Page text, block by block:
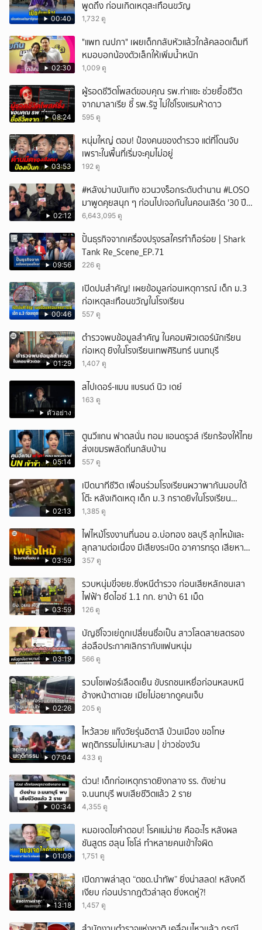
00:40
พูดถึง ก่อนเกิดเหตุสะเทือนขวัญ
1,732 ดู
02:30
"แพท ณปภา" เผยเด็กกลับหัวแล้วใกล้คลอดเต็มที
หมอบอกน้องตัวเล็กให้เพิ่มน้ำหนัก
1,009 ดู
08:24
ผู้รอดชีวิตโพสต์ขอบคุณ รพ.ท่าแซะ ช่วยยื้อชีวิต
จากมาลาเรีย ชี้ รพ.รัฐ ไม่ใช่โรงแรมห้าดาว
595 ดู
03:53
หนุ่มใหญ่ ตอบ! ป๋องคนของตำรวจ แต่ที่โดนจับ
เพราะในพื้นที่เริ่มจะคุมไม่อยู่
192 ดู
02:12
#หลังม่านบันเทิง ชวนวงร็อกระดับตำนาน #LOSO
มาพูดคุยสนุก ๆ ก่อนไปเจอกันในคอนเสิร์ต '30 ปี
LOSO นานเท่าไรก็รอ'
6,643,095 ดู
09:56
ปั้นธุรกิจจากเครื่องปรุงรสใครทำก็อร่อย | Shark
Tank Re_Scene_EP.71
226 ดู
00:46
เปิดปมสำคัญ! เผยข้อมูลก่อนเหตุการณ์ เด็ก ม.3
ก่อเหตุสะเทือนขวัญในโรงเรียน
557 ดู
01:29
ตำรวจพบข้อมูลสำคัญ ในคอมพิวเตอร์นักเรียน
ก่อเหตุ ยิงในโรงเรียนเทพศิรินทร์ นนทบุรี
1,407 ดู
ตัวอย่าง
สไปเดอร์-แมน แบรนด์ นิว เดย์
163 ดู
05:14
ตูนวีแกน ฟาดสนั่น ทอม แอนดรูวส์ เรียกร้องให้ไทย
ส่งเขมรพลัดถิ่นกลับบ้าน
557 ดู
02:13
เปิดนาทีชีวิต เพื่อนร่วมโรงเรียนผวาพากันมอบใต้
โต๊ะ หลังเกิดเหตุ เด็ก ม.3 กราดยิvในโรงเรียน
เทพศิรินทร์นนท์ แบบไม่เลือกหน้า เสียงปืนดังสนั่น
1,385 ดู
03:59
ไฟไหม้โรงงานที่นอน อ.บ่อทอง ชลบุรี ลุกไหม้และ
ลุกลามต่อเนื่อง มีเสียงระเบิด อาคารทรุด เสียหาย
หนัก
357 ดู
03:59
รวบหนุ่มขี่จยย.ซิ่งหนีตำรวจ ก่อนเสียหลักชนเสา
ไฟฟ้า ยึดไอซ์ 1.1 กก. ยาบ้า 61 เม็ด
126 ดู
03:19
บัญชีโจวเย่ถูกเปลี่ยนชื่อเป็น สาวโสดสายสตรอง
ส่อลือประกาศเลิกรากับแฟนหนุ่ม
566 ดู
02:26
รวบโชเฟอร์เลือดเย็น ขับรถชนเหยื่อก่อนหลบหนี
อ้างหน้าตาเฉย เมียไม่อยากดูคนเจ็บ
205 ดู
07:04
ไหว้สวย แก๊งวัยรุ่นอิตาลี ป่วนเมือง ขอโทษ
พฤติกรรมไม่เหมาะสม | ข่าวช่องวัน
433 ดู
00:34
ด่วน! เด็กก่อเหตุกราดยิงกลาง รร. ดังย่าน
จ.นนทบุรี พบเสียชีวิตแล้ว 2 ราย
4,355 ดู
01:09
หมอเจดไขคำตอบ! โรคแม่ม่าย คืออะไร หลังผล
ชันสูตร ฮลุน โซโล่ ทำหลายคนเข้าใจผิด
1,751 ดู
13:18
เปิดภาพล่าสุด “ตชด.นำทัพ” ยิ่งน่าสลด! หลังคดี
เงียบ ก่อนปรากฎตัวล่าสุด ยิ่งหดหู่?!
1,457 ดู